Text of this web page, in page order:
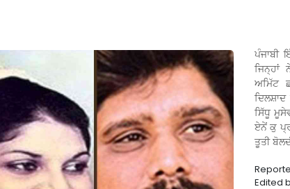
ਪੰਜਾਬੀ
ਜਿਨ੍ਹਾਂ
ਅਮਿੱਟ
ਸਿੱਧੂ
ਏਨੇਂ ਕੁ
ਤੂਤੀ
Edited